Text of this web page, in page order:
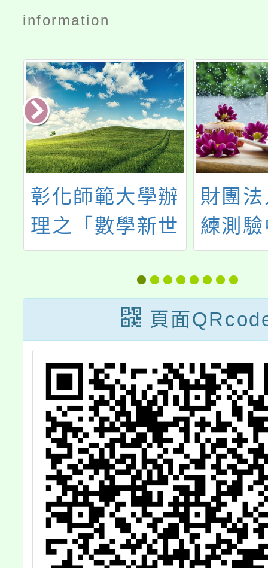
information
彰化師範大學辦
理之「數學新世
界生根計畫」
財團
練測
語能力
級
頁面